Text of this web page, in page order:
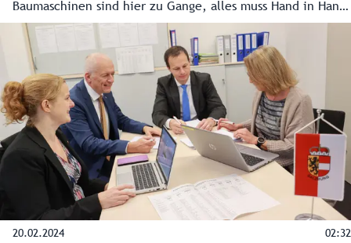
Baumaschinen sind hier zu Gange, alles muss Hand in Hand
gehen, eine logistische Meisterleistung. Übrigens wird das
modernste Verwaltungsgebäude Österreichs auf zahlreichen
Pfählen stehen, ein bisschen wie in Venedig.
20.02.2024 02:32